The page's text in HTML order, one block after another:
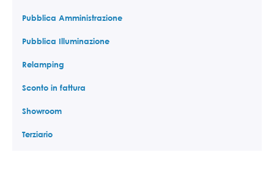
Pubblica Amministrazione
Pubblica Illuminazione
Relamping
Sconto in fattura
Showroom
Terziario